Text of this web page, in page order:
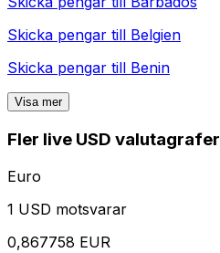
Skicka pengar till Belgien
Skicka pengar till Benin
Visa mer
Fler live USD valutagrafer
Euro
1 USD motsvarar
0,867758 EUR